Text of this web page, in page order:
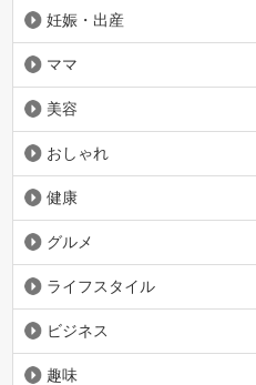
妊娠・出産
ママ
美容
おしゃれ
健康
グルメ
ライフスタイル
ビジネス
趣味